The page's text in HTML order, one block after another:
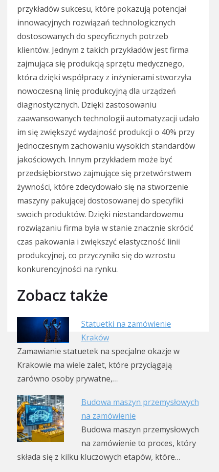
przykładów sukcesu, które pokazują potencjał
innowacyjnych rozwiązań technologicznych
dostosowanych do specyficznych potrzeb
klientów. Jednym z takich przykładów jest firma
zajmująca się produkcją sprzętu medycznego,
która dzięki współpracy z inżynierami stworzyła
nowoczesną linię produkcyjną dla urządzeń
diagnostycznych. Dzięki zastosowaniu
zaawansowanych technologii automatyzacji udało
im się zwiększyć wydajność produkcji o 40% przy
jednoczesnym zachowaniu wysokich standardów
jakościowych. Innym przykładem może być
przedsiębiorstwo zajmujące się przetwórstwem
żywności, które zdecydowało się na stworzenie
maszyny pakującej dostosowanej do specyfiki
swoich produktów. Dzięki niestandardowemu
rozwiązaniu firma była w stanie znacznie skrócić
czas pakowania i zwiększyć elastyczność linii
produkcyjnej, co przyczyniło się do wzrostu
konkurencyjności na rynku.
Zobacz także
Statuetki na zamówienie
Kraków
Zamawianie statuetek na specjalne okazje w
Krakowie ma wiele zalet, które przyciągają
zarówno osoby prywatne,…
Budowa maszyn przemysłowych
na zamówienie
Budowa maszyn przemysłowych
na zamówienie to proces, który
składa się z kilku kluczowych etapów, które…